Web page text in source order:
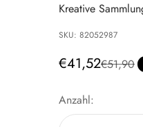
Kreative
SKU: 82052987
Angebot
€41,52€51,90
Anzahl: